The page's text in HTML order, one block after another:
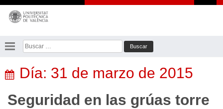
Saltar
contenido
Buscar:
Día: 31 de marzo de 2015
Seguridad en las grúas torre